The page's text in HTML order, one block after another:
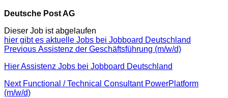
Deutsche Post AG
Dieser Job ist abgelaufen
hier gibt es aktuelle Jobs bei Jobboard Deutschland
Beitragsnavigation
Previous Previous
Assistenz der Geschäftsführung (m/w/d)
Hier Assistenz Jobs bei Jobboard Deutschland
Next Next
post:
Functional / Technical Consultant PowerPlatform
(m/w/d)